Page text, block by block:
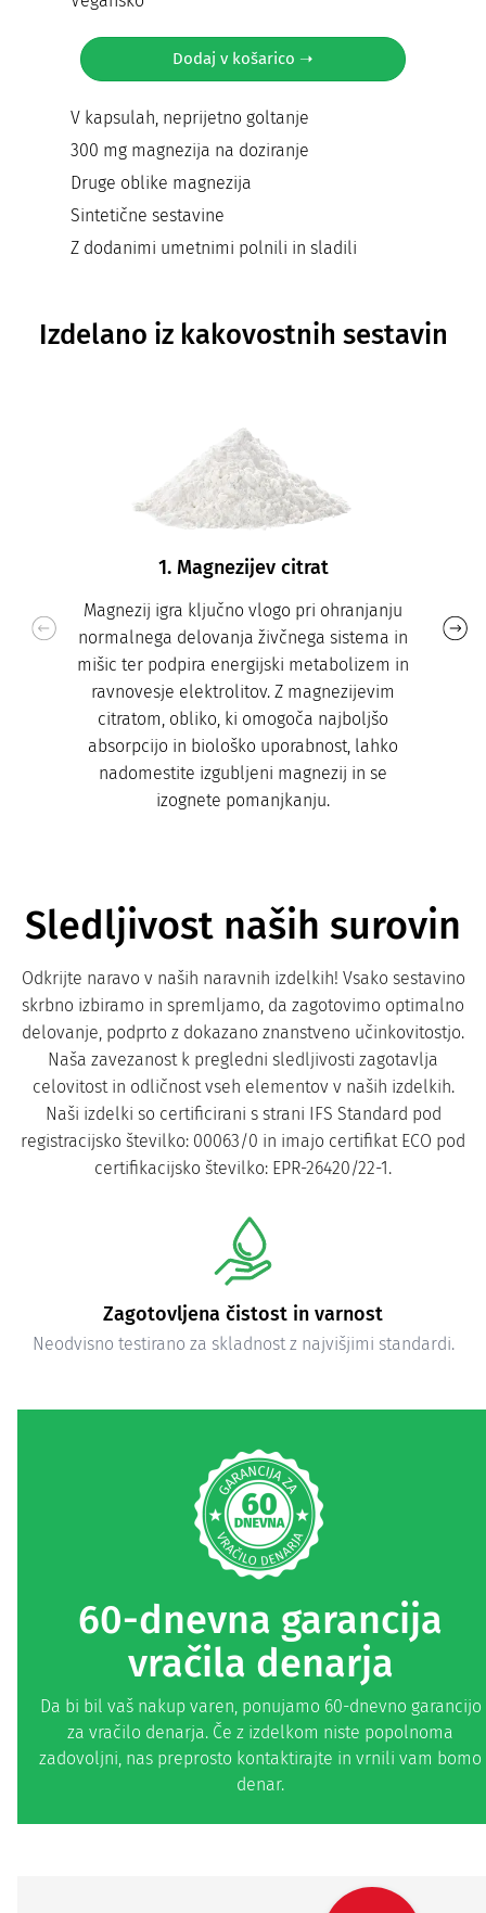
Dodaj v košarico ➝
V kapsulah, neprijetno goltanje
300 mg magnezija na doziranje
Druge oblike magnezija
Sintetične sestavine
Z dodanimi umetnimi polnili in sladili
Izdelano iz kakovostnih sestavin
1. Magnezijev citrat
Magnezij igra ključno vlogo pri ohranjanju
normalnega delovanja živčnega sistema in
mišic ter podpira energijski metabolizem in
ravnovesje elektrolitov. Z magnezijevim
citratom, obliko, ki omogoča najboljšo
absorpcijo in biološko uporabnost, lahko
nadomestite izgubljeni magnezij in se
izognete pomanjkanju.
Sledljivost naših surovin
Odkrijte naravo v naših naravnih izdelkih! Vsako sestavino
skrbno izbiramo in spremljamo, da zagotovimo optimalno
delovanje, podprto z dokazano znanstveno učinkovitostjo.
Naša zavezanost k pregledni sledljivosti zagotavlja
celovitost in odličnost vseh elementov v naših izdelkih.
Naši izdelki so certificirani s strani IFS Standard pod
registracijsko številko: 00063/0 in imajo certifikat ECO pod
certifikacijsko številko: EPR-26420/22-1.
Zagotovljena čistost in varnost
Neodvisno testirano za skladnost z najvišjimi standardi.
60-dnevna garancija
vračila denarja
Da bi bil vaš nakup varen, ponujamo 60-dnevno garancijo
za vračilo denarja. Če z izdelkom niste popolnoma
zadovoljni, nas preprosto kontaktirajte in vrnili vam bomo
denar.